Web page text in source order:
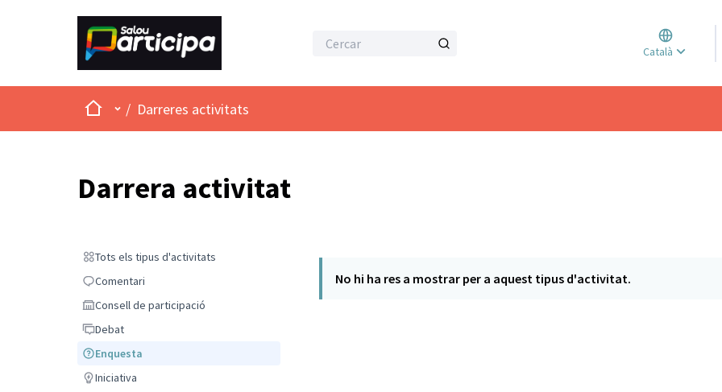
Català
Triar
Elegir
Inici Menú principal
/ Darreres activitats
Darrera activitat
Tots els tipus d'activitats
Tots els tipus d'activitats
Comentari
Comentari
Consell de participació
Consell de participació
DebatDebat
Enquesta
Enquesta
Iniciativa
Iniciativa
No hi ha res a mostrar per a aquest tipus d'activitat.